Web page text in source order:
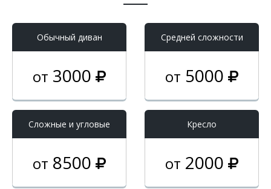
Обычный диван
от 3000
Средней сложности
от 5000
Cложные и угловые
от 8500
Кресло
от 2000